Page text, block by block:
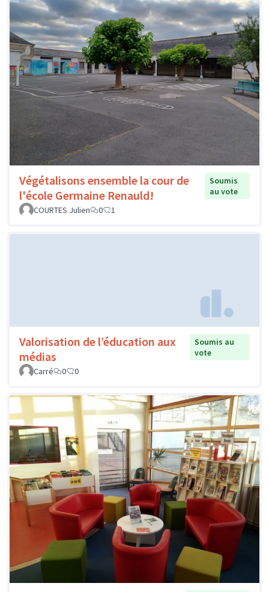
Végétalisons ensemble la cour de
l'école Germaine Renauld!
Soumis
au vote
COURTES Julien
0 1
Valorisation de l’éducation aux
médias
Soumis au
vote
Carré
0 0